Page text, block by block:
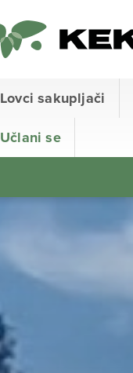
Lovci sakupljači
Učlani se